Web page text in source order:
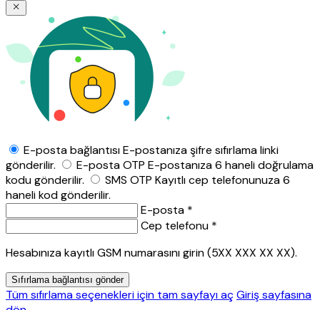
E-posta bağlantısıE-postanıza şifre sıfırlama linki
gönderilir.
E-posta OTP E-postanıza 6 haneli doğrulama
kodu gönderilir.
SMS OTP Kayıtlı cep telefonunuza 6
haneli kod gönderilir.
E-posta *
Cep telefonu *
Hesabınıza kayıtlı GSM numarasını girin (5XX XXX XX XX).
Sıfırlama bağlantısı gönder
Tüm sıfırlama seçenekleri için tam sayfayı açGiriş sayfasına